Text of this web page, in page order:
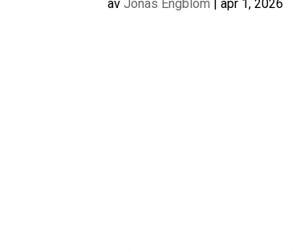
avJonas Engblom |apr 1, 2026